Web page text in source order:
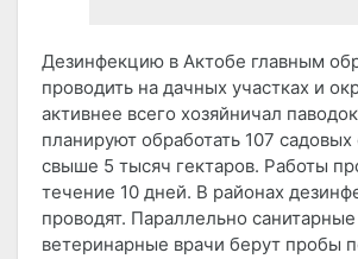
Дезинфекцию в Актобе главным
проводить на дачных участках и
активнее всего хозяйничал
планируют обработать 107
свыше 5 тысяч гектаров. Работы
течение 10 дней. В районах
проводят. Параллельно
ветеринарные врачи берут пробы